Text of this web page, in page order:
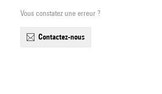
Vous constatez une erreur ?
contactez-nous